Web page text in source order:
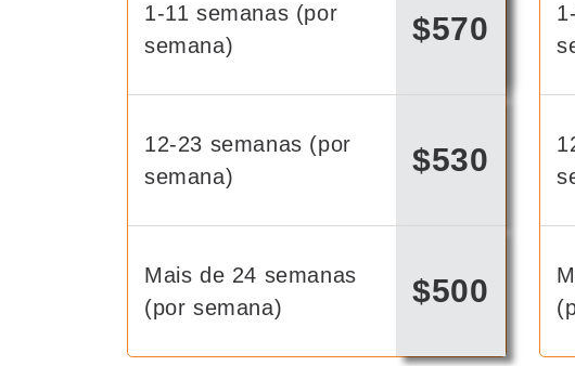
1-11 semanas (por
semana)
$570
12-23 semanas (por
semana)
$530
Mais de 24 semanas
(por semana)
$500